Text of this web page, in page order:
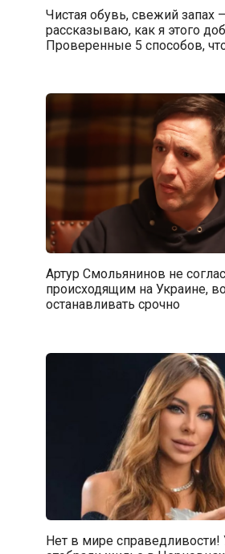
Чистая обувь, свежий запах
рассказываю, как я этого
Проверенные 5 способов,
Артур Смольянинов не
происходящим на Украине,
останавливать срочно
Нет в мире справедливости!